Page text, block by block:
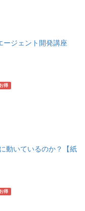
ージェント開発講座
得
動いているのか？【紙
得